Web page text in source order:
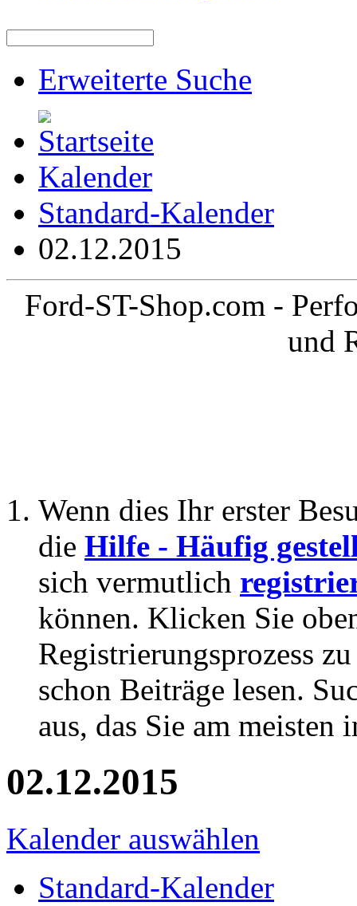
Erweiterte Suche
Kalender
Standard-Kalender
02.12.2015
Ford-ST-Shop.com -
und
Wenn dies Ihr erster
die Hilfe - Häufig
sich vermutlich
können. Klicken Sie
Registrierungsprozess
schon Beiträge lesen.
aus, das Sie am meisten
02.12.2015
Kalender auswählen
Standard-Kalender